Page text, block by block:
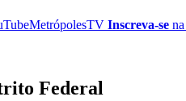
MetrópolesTV Inscreva-se
Federal